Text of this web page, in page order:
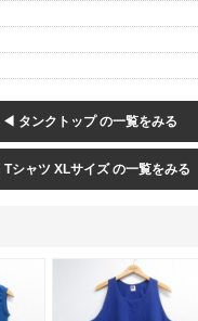
◀ タンクトップ の一覧をみる
シャツ XLサイズ の一覧をみる